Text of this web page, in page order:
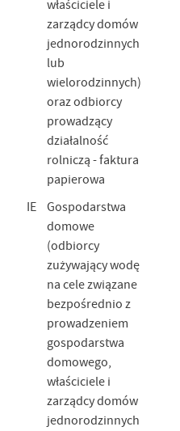
właściciele i
zarządcy domów
jednorodzinnych
lub
wielorodzinnych)
oraz odbiorcy
prowadzący
działalność
rolniczą - faktura
papierowa
IE
Gospodarstwa
domowe
(odbiorcy
zużywający wodę
na cele związane
bezpośrednio z
prowadzeniem
gospodarstwa
domowego,
właściciele i
zarządcy domów
jednorodzinnych